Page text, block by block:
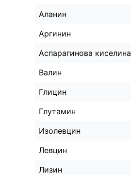
Аланин
Аргинин
Аспарагинова киселина
Валин
Глицин
Глутамин
Изолевцин
Левцин
Лизин